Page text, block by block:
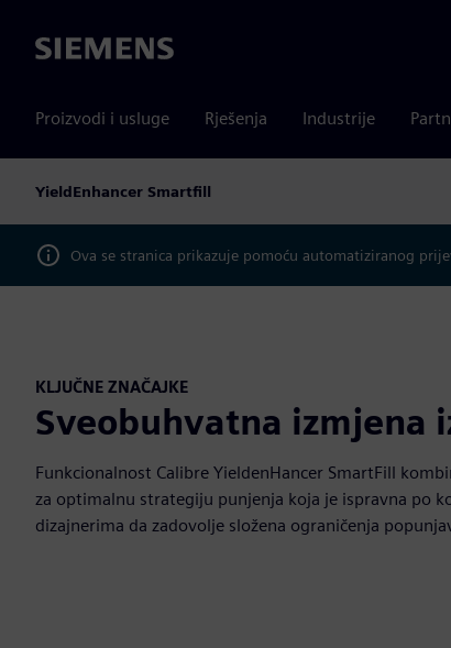
Siemens
Proizvodi i usluge Rješenja Industrije
YieldEnhancer Smartfill
Ova se stranica prikazuje pomoću automatiziranog
KLJUČNE ZNAČAJKE
Sveobuhvatna izmjena
Funkcionalnost Calibre YieldenHancer SmartFill
za optimalnu strategiju punjenja koja je ispravna po
dizajnerima da zadovolje složena ograničenja